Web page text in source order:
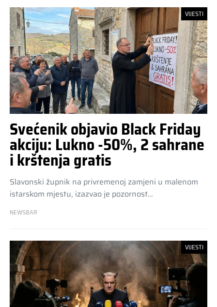
VIJESTI
Svećenik objavio Black Friday
akciju: Lukno -50%, 2 sahrane
i krštenja gratis
Slavonski župnik na privremenoj zamjeni u malenom
istarskom mjestu, izazvao je pozornost…
NEWSBAR
VIJESTI